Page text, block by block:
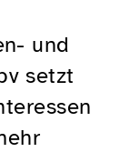
und
setzt